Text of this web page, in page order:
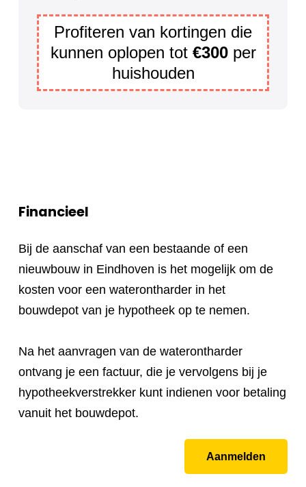
Profiteren van kortingen die
kunnen oplopen tot €300 per
huishouden
Financieel
Bij de aanschaf van een bestaande of een
nieuwbouw in Eindhoven is het mogelijk om de
kosten voor een waterontharder in het
bouwdepot van je hypotheek op te nemen.
Na het aanvragen van de waterontharder
ontvang je een factuur, die je vervolgens bij je
hypotheekverstrekker kunt indienen voor betaling
vanuit het bouwdepot.
Aanmelden